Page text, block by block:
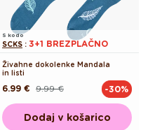
S kodo
SCKS : 3+1 BREZPLAČNO
Živahne dokolenke Mandala
in listi
Redna 9.99 €
Akcijska
6.99 € -30%
Dodaj v košarico